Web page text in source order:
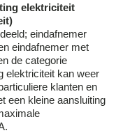
elektriciteit
eindafnemer
eindafnemer met
de categorie
elektriciteit kan weer
klanten en
een kleine aansluiting